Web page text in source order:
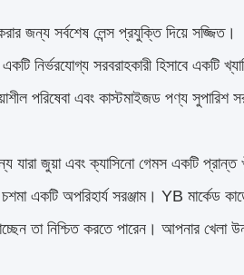
জন্য সর্বশেষ লেন্স প্রযুক্তি দিয়ে সজ্জিত।
নির্ভরযোগ্য সরবরাহকারী হিসাবে একটি
পরিষেবা এবং কাস্টমাইজড পণ্য সুপারিশ
যারা জুয়া এবং ক্যাসিনো গেমস একটি
একটি অপরিহার্য সরঞ্জাম। YB মার্কেড
তা নিশ্চিত করতে পারেন। আপনার